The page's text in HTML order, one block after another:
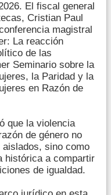
El fiscal general
Cristian Paul
magistral
La reacción
de las
Seminario sobre la
la Paridad y la
en Razón de
que la violencia
de género no
sino como
histórica a compartir
de igualdad.